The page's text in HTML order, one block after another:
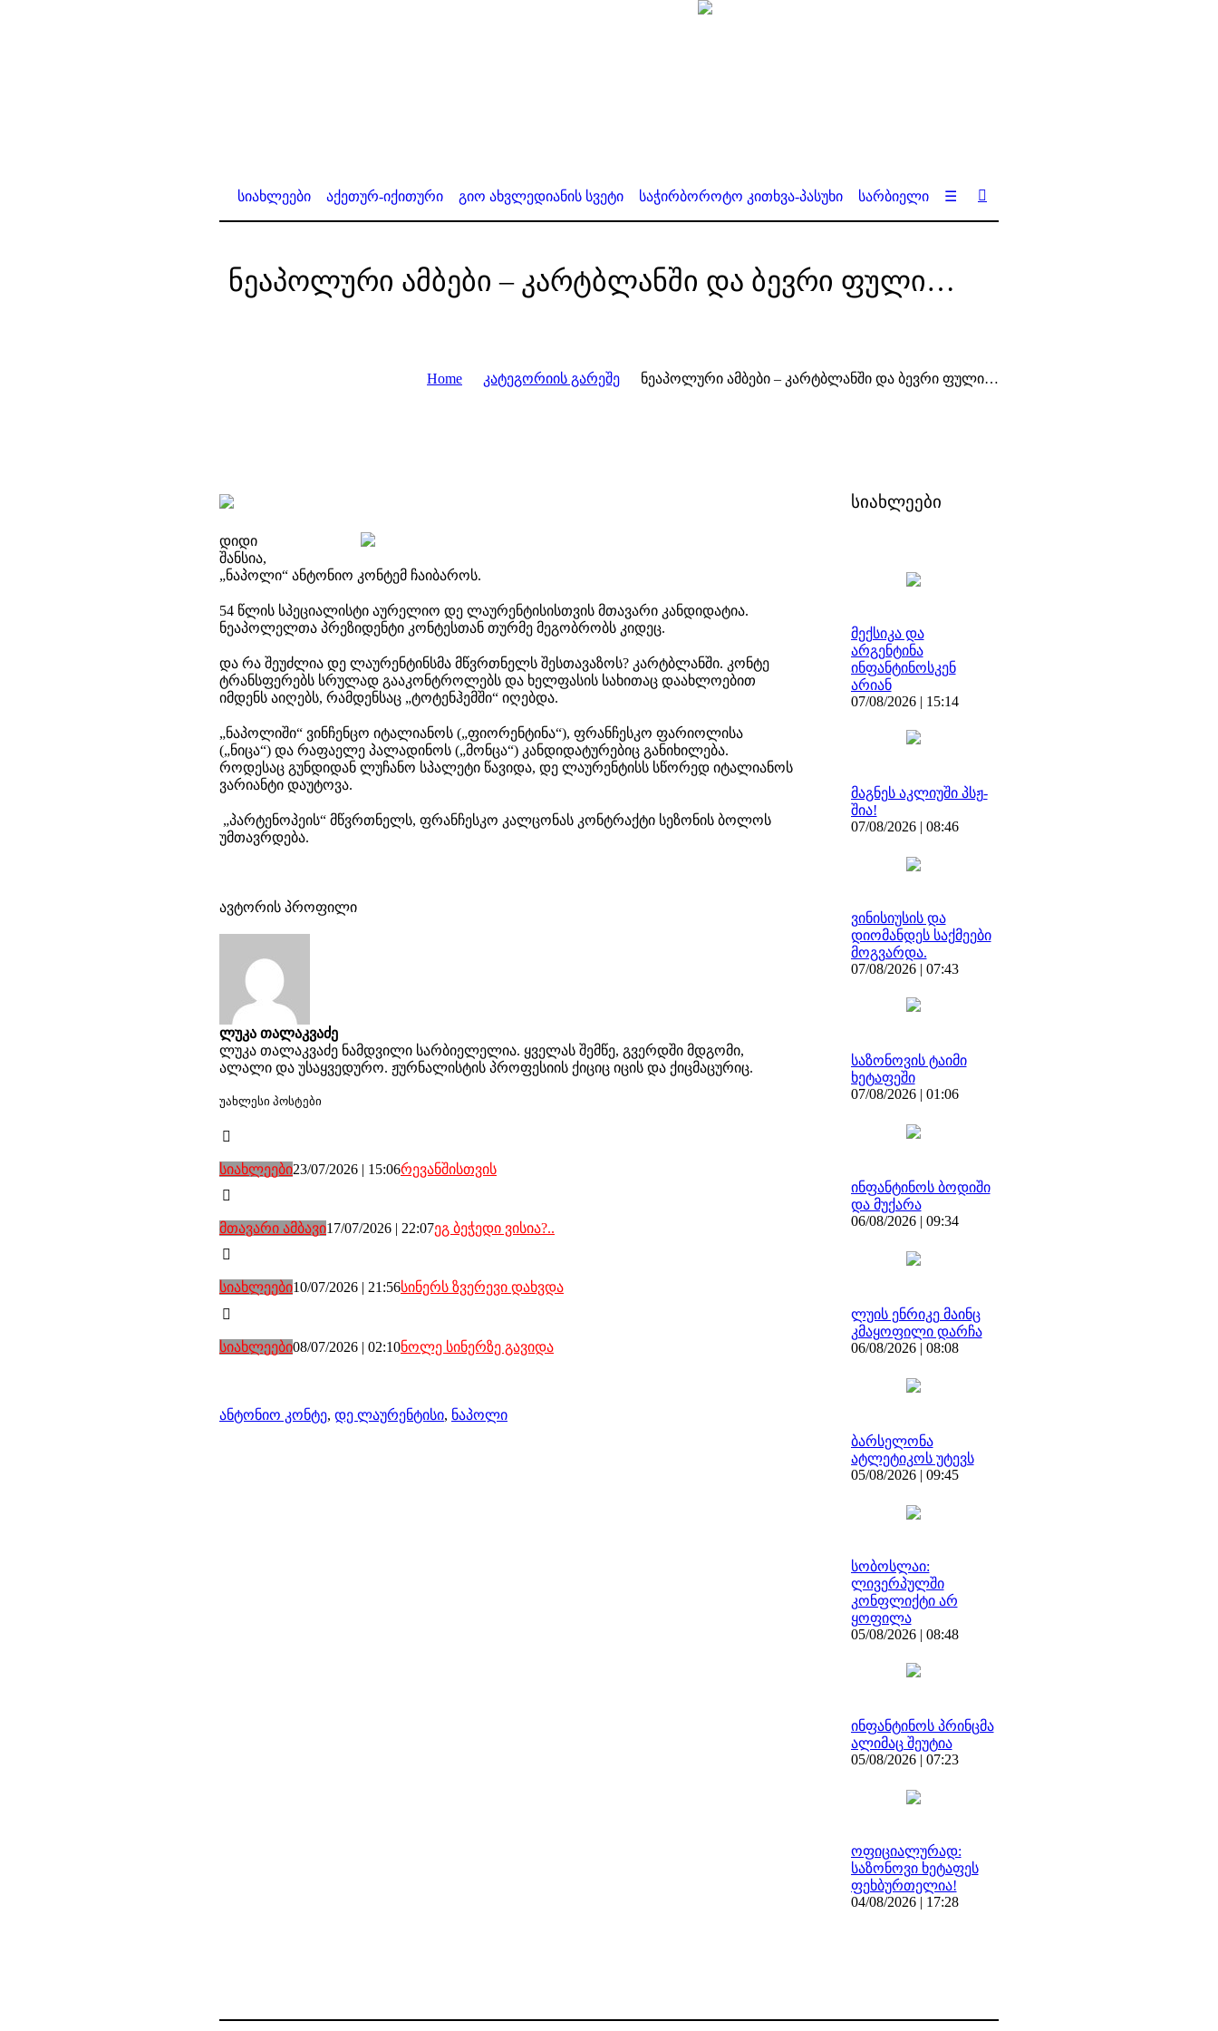
სიახლეები აქეთურ-იქითური გიო ახვლედიანის სვეტი საჭირბოროტო კითხვა-პასუხი სარბიელი ☰
ნეაპოლური ამბები – კარტბლანში და ბევრი ფული…
Home კატეგორიის გარეშე ნეაპოლური ამბები – კარტბლანში და ბევრი ფული…
დიდი
შანსია,
„ნაპოლი“ ანტონიო კონტემ ჩაიბაროს.
54 წლის სპეციალისტი აურელიო დე ლაურენტისისთვის მთავარი კანდიდატია.
ნეაპოლელთა პრეზიდენტი კონტესთან თურმე მეგობრობს კიდეც.
და რა შეუძლია დე ლაურენტინსმა მწვრთნელს შესთავაზოს? კარტბლანში. კონტე
ტრანსფერებს სრულად გააკონტროლებს და ხელფასის სახითაც დაახლოებით
იმდენს აიღებს, რამდენსაც „ტოტენჰემში“ იღებდა.
„ნაპოლიში“ ვინჩენცო იტალიანოს („ფიორენტინა“), ფრანჩესკო ფარიოლისა
(„ნიცა“) და რაფაელე პალადინოს („მონცა“) კანდიდატურებიც განიხილება.
როდესაც გუნდიდან ლუჩანო სპალეტი წავიდა, დე ლაურენტისს სწორედ იტალიანოს
ვარიანტი დაუტოვა.
​ „პარტენოპეის“ მწვრთნელს, ფრანჩესკო კალცონას კონტრაქტი სეზონის ბოლოს
უმთავრდება.
ავტორის პროფილი
ლუკა თალაკვაძე
ლუკა თალაკვაძე ნამდვილი სარბიელელია. ყველას შემწე, გვერდში მდგომი,
ალალი და უსაყვედურო. ჟურნალისტის პროფესიის ქიციც იცის და ქიცმაცურიც.
უახლესი პოსტები
სიახლეები23/07/2026 | 15:06რევანშისთვის
მთავარი ამბავი17/07/2026 | 22:07ეგ ბეჭედი ვისია?..
სიახლეები10/07/2026 | 21:56სინერს ზვერევი დახვდა
სიახლეები08/07/2026 | 02:10ნოლე სინერზე გავიდა
ანტონიო კონტე, დე ლაურენტისი, ნაპოლი
სიახლეები
მექსიკა და
არგენტინა
ინფანტინოსკენ
არიან
07/08/2026 | 15:14
მაგნეს აკლიუში პსჟ-
შია!
07/08/2026 | 08:46
ვინისიუსის და
დიომანდეს საქმეები
მოგვარდა.
07/08/2026 | 07:43
საზონოვის ტაიმი
ხეტაფეში
07/08/2026 | 01:06
ინფანტინოს ბოდიში
და მუქარა
06/08/2026 | 09:34
ლუის ენრიკე მაინც
კმაყოფილი დარჩა
06/08/2026 | 08:08
ბარსელონა
ატლეტიკოს უტევს
05/08/2026 | 09:45
სობოსლაი:
ლივერპულში
კონფლიქტი არ
ყოფილა
05/08/2026 | 08:48
ინფანტინოს პრინცმა
ალიმაც შეუტია
05/08/2026 | 07:23
ოფიციალურად:
საზონოვი ხეტაფეს
ფეხბურთელია!
04/08/2026 | 17:28